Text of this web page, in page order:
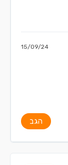
15/09/24
הגב